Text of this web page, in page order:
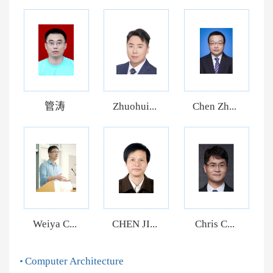
管涛 Zhuohui... Chen Zh...
Weiya C... CHEN JI... Chris C...
Computer Architecture